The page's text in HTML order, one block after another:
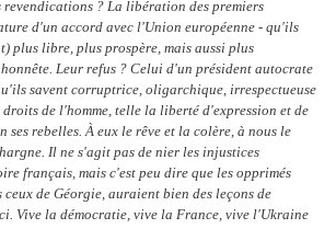
? La libération des premiers
d'un accord avec l'Union européenne - qu'ils
plus libre, plus prospère, mais aussi plus
Leur refus ? Celui d'un président autocrate
savent corruptrice, oligarchique, irrespectueuse
de l'homme, telle la liberté d'expression et de
ses rebelles. À eux le rêve et la colère, à nous le
Il ne s'agit pas de nier les injustices
français, mais c'est peu dire que les opprimés
de Géorgie, auraient bien des leçons de
Vive la démocratie, vive la France, vive l'Ukraine